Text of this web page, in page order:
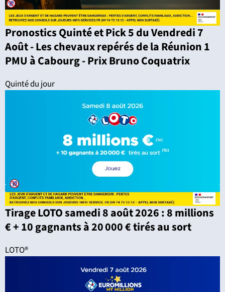
Pronostics Quinté et Pick 5 du Vendredi 7
Août - Les chevaux repérés de la Réunion 1
PMU à Cabourg - Prix Bruno Coquatrix
Quinté du jour
Tirage LOTO samedi 8 août 2026 : 8 millions
€ + 10 gagnants à 20 000 € tirés au sort
LOTO®